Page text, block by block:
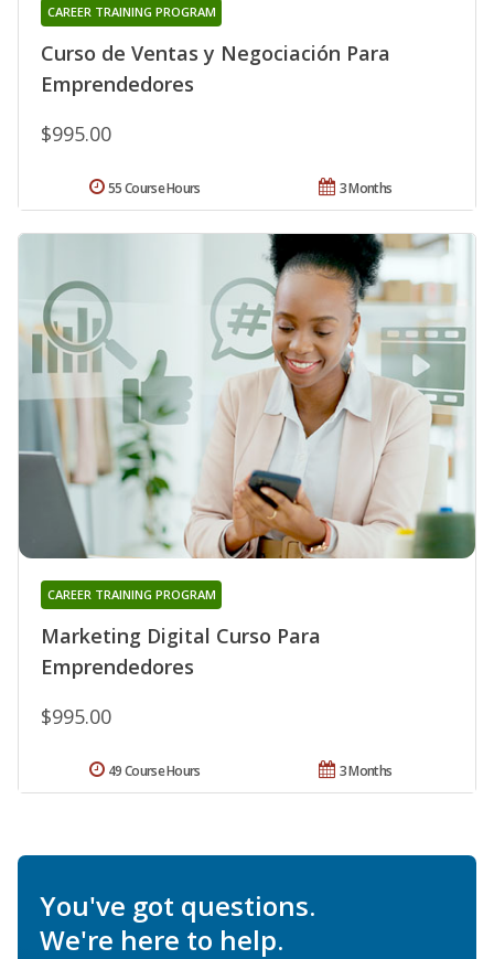
Curso de Ventas y Negociación Para
Emprendedores
CAREER TRAINING PROGRAM
$995.00
3 Months
55 Course Hours
Marketing Digital Curso Para
Emprendedores
CAREER TRAINING PROGRAM
$995.00
3 Months
49 Course Hours
You've got questions.
We're here to help.